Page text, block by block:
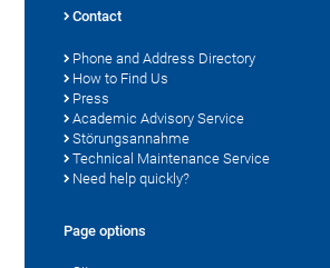
Contact
Phone and Address Directory
How to Find Us
Press
Academic Advisory Service
Störungsannahme
Technical Maintenance Service
Need help quickly?
Page options